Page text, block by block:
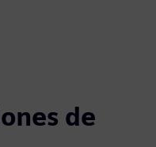
para su transición
sobre nuestras